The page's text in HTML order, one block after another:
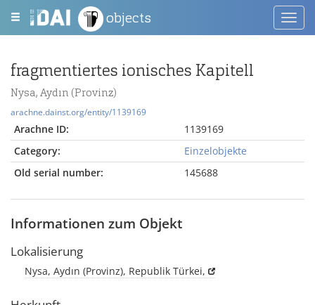
objects
fragmentiertes ionisches Kapitell
Nysa, Aydın (Provinz)
arachne.dainst.org/entity/1139169
Arachne ID:
1139169
Category:
Einzelobjekte
Old serial number:
145688
Informationen zum Objekt
Lokalisierung
Nysa, Aydın (Provinz), Republik Türkei,